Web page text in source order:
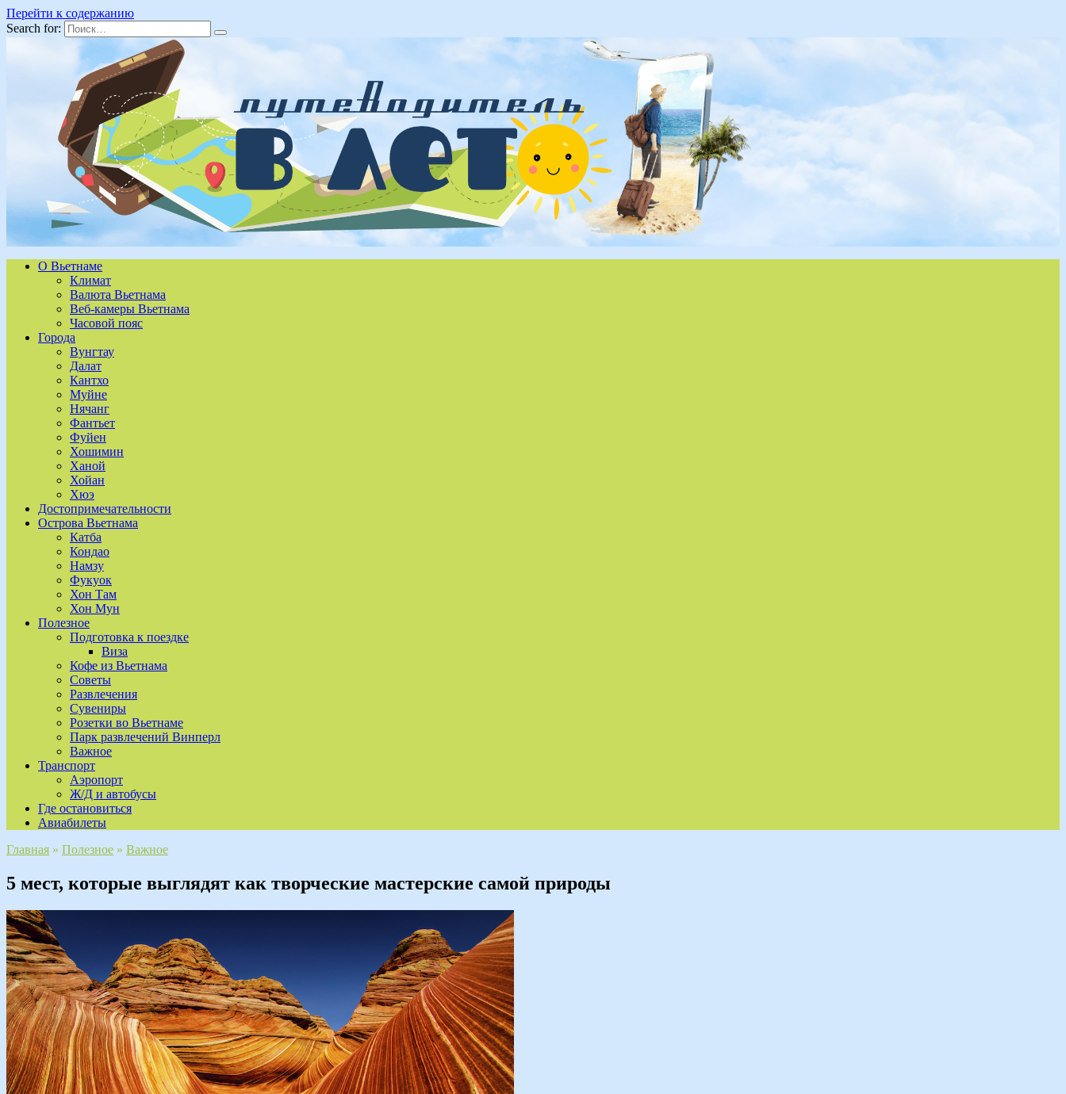
Перейти к содержанию
Search for:
О Вьетнаме
Климат
Валюта Вьетнама
Веб-камеры Вьетнама
Часовой пояс
Города
Вунгтау
Далат
Кантхо
Муйне
Нячанг
Фантьет
Фуйен
Хошимин
Ханой
Хойан
Хюэ
Достопримечательности
Острова Вьетнама
Катба
Кондао
Намзу
Фукуок
Хон Там
Хон Мун
Полезное
Подготовка к поездке
Виза
Кофе из Вьетнама
Советы
Развлечения
Сувениры
Розетки во Вьетнаме
Парк развлечений Винперл
Важное
Транспорт
Аэропорт
Ж/Д и автобусы
Где остановиться
Авиабилеты
Главная » Полезное » Важное
5 мест, которые выглядят как творческие мастерские самой природы